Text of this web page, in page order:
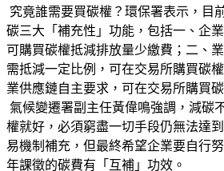
究竟誰需要買碳權？環保署表示，目
碳三大「補充性」功能，包括一、企
可購買碳權抵減排放量少繳費；二、
需抵減一定比例，可在交易所購買碳
業供應鏈自主要求，可在交易所購買
氣候變遷署副主任黃偉鳴強調，減碳
權就好，必須窮盡一切手段仍無法達
易機制補充，但最終希望企業要自行
年課徵的碳費有「互補」功效。